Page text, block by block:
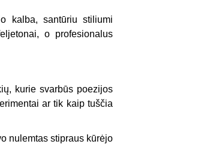
kalba, santūriu stiliumi
o profesionalus
kurie svarbūs poezijos
ar tik kaip tuščia
nulemtas stipraus kūrėjo